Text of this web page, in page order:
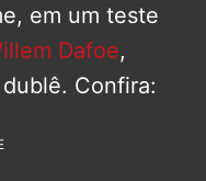
em um teste
Dafoe,
Confira: